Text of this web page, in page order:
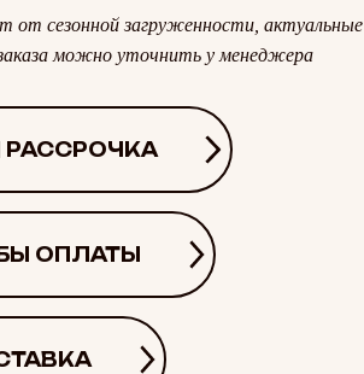
от сезонной загруженности, актуальные
можно уточнить у менеджера
РАССРОЧКА
ОПЛАТЫ